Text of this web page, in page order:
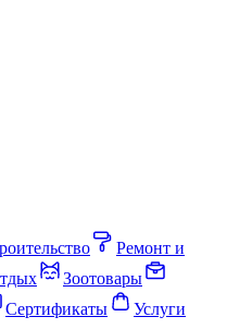
Ремонт и
Зоотовары
Сертификаты
Услуги